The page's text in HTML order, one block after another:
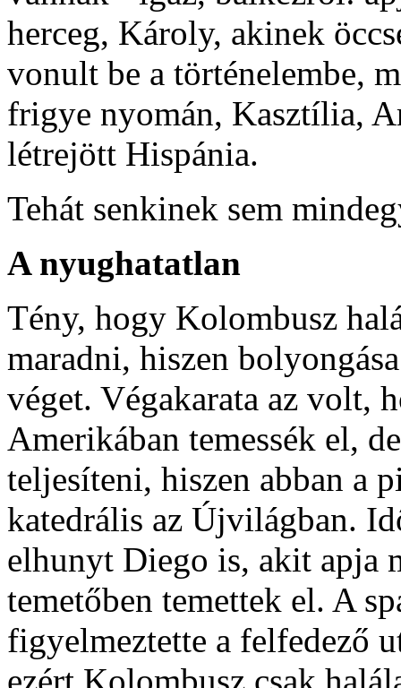
herceg, Károly, akinek
vonult be a történelembe,
frigye nyomán, Kasztília,
létrejött Hispánia.
Tehát senkinek sem
A nyughatatlan
Tény, hogy Kolombusz
maradni, hiszen
véget. Végakarata az volt,
Amerikában temessék el,
teljesíteni, hiszen abban a
katedrális az Újvilágban.
elhunyt Diego is, akit apja
temetőben temettek el. A
figyelmeztette a felfedező
ezért Kolombusz csak